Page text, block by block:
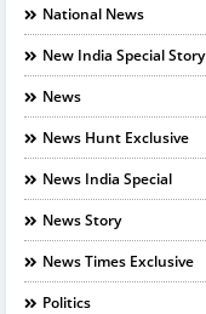
National News
New India Special Story
News
News Hunt Exclusive
News India Special
News Story
News Times Exclusive
Politics